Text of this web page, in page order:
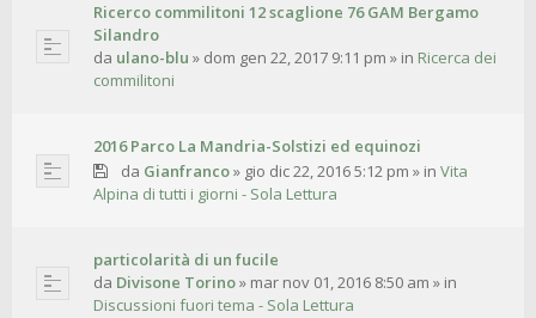
Ricerco commilitoni 12 scaglione 76 GAM Bergamo
Silandro
da ulano-blu » dom gen 22, 2017 9:11 pm » in Ricerca dei
commilitoni
2016 Parco La Mandria-Solstizi ed equinozi
da Gianfranco» gio dic 22, 2016 5:12 pm » in Vita
Alpina di tutti i giorni - Sola Lettura
particolarità di un fucile
da Divisone Torino» mar nov 01, 2016 8:50 am » in
Discussioni fuori tema - Sola Lettura